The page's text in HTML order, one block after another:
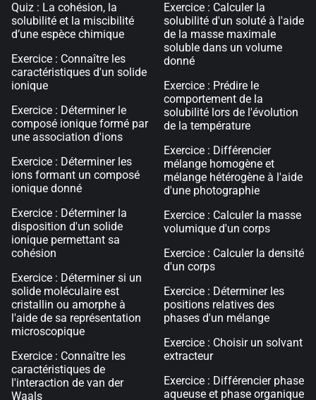
Quiz : La cohésion, la
solubilité et la miscibilité
d’une espèce chimique
Exercice : Connaître les
caractéristiques d'un solide
ionique
Exercice : Déterminer le
composé ionique formé par
une association d'ions
Exercice : Déterminer les
ions formant un composé
ionique donné
Exercice : Déterminer la
disposition d'un solide
ionique permettant sa
cohésion
Exercice : Déterminer si un
solide moléculaire est
cristallin ou amorphe à
l'aide de sa représentation
microscopique
Exercice : Connaître les
caractéristiques de
l'interaction de van der
Waals
Exercice : Calculer la
solubilité d'un soluté à l'aide
de la masse maximale
soluble dans un volume
donné
Exercice : Prédire le
comportement de la
solubilité lors de l'évolution
de la température
Exercice : Différencier
mélange homogène et
mélange hétérogène à l'aide
d'une photographie
Exercice : Calculer la masse
volumique d'un corps
Exercice : Calculer la densité
d'un corps
Exercice : Déterminer les
positions relatives des
phases d'un mélange
Exercice : Choisir un solvant
extracteur
Exercice : Différencier phase
aqueuse et phase organique